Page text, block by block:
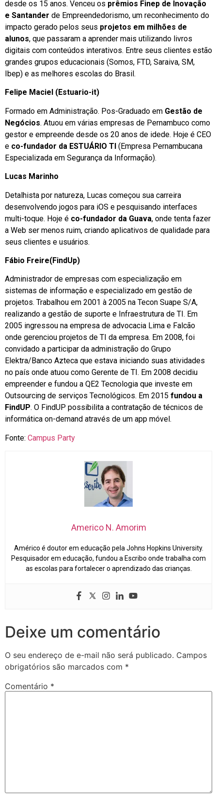
desde os 15 anos. Venceu os prêmios Finep de Inovação
e Santander de Empreendedorismo, um reconhecimento do
impacto gerado pelos seus projetos em milhões de
alunos, que passaram a aprender mais utilizando livros
digitais com conteúdos interativos. Entre seus clientes estão
grandes grupos educacionais (Somos, FTD, Saraiva, SM,
Ibep) e as melhores escolas do Brasil.
Felipe Maciel (Estuario-it)
Formado em Administração. Pos-Graduado em Gestão de
Negócios. Atuou em várias empresas de Pernambuco como
gestor e empreende desde os 20 anos de idede. Hoje é CEO
e co-fundador da ESTUÁRIO TI (Empresa Pernambucana
Especializada em Segurança da Informação).
Lucas Marinho
Detalhista por natureza, Lucas começou sua carreira
desenvolvendo jogos para iOS e pesquisando interfaces
multi-toque. Hoje é co-fundador da Guava, onde tenta fazer
a Web ser menos ruim, criando aplicativos de qualidade para
seus clientes e usuários.
Fábio Freire(FindUp)
Administrador de empresas com especialização em
sistemas de informação e especializado em gestão de
projetos. Trabalhou em 2001 à 2005 na Tecon Suape S/A,
realizando a gestão de suporte e Infraestrutura de TI. Em
2005 ingressou na empresa de advocacia Lima e Falcão
onde gerenciou projetos de TI da empresa. Em 2008, foi
convidado a participar da administração do Grupo
Elektra/Banco Azteca que estava iniciando suas atividades
no país onde atuou como Gerente de TI. Em 2008 decidiu
empreender e fundou a QE2 Tecnologia que investe em
Outsourcing de serviços Tecnológicos. Em 2015 fundou a
FindUP. O FindUP possibilita a contratação de técnicos de
informática on-demand através de um app móvel.
Fonte: Campus Party
Americo N. Amorim
Américo é doutor em educação pela Johns Hopkins University.
Pesquisador em educação, fundou a Escribo onde trabalha com
as escolas para fortalecer o aprendizado das crianças.
Deixe um comentário
O seu endereço de e-mail não será publicado. Campos
obrigatórios são marcados com *
Comentário *